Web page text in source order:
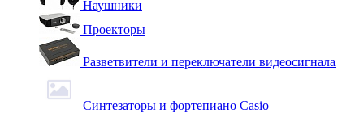
Наушники
Проекторы
Разветвители и переключатели видеосигнала
Синтезаторы и фортепиано Casio